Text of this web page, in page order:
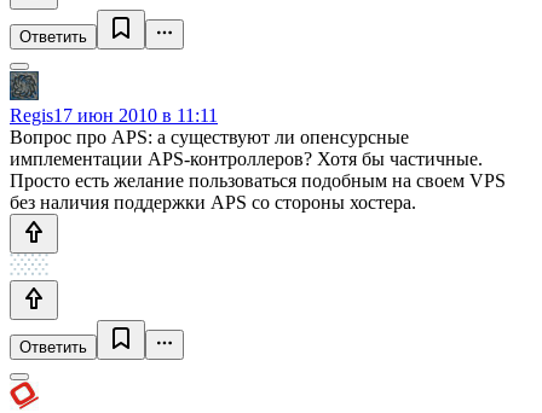
Ответить
Regis17 июн 2010 в 11:11
Вопрос про APS: а существуют ли опенсурсные
имплементации APS-контроллеров? Хотя бы частичные.
Просто есть желание пользоваться подобным на своем VPS
без наличия поддержки APS со стороны хостера.
Ответить